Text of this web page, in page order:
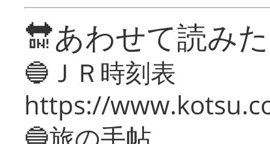
🔛あわせて読み
🔵ＪＲ時刻表
https://